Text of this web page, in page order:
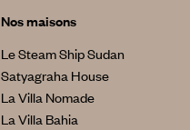
Nos maisons
Le Steam Ship Sudan
Satyagraha House
La Villa Nomade
La Villa Bahia